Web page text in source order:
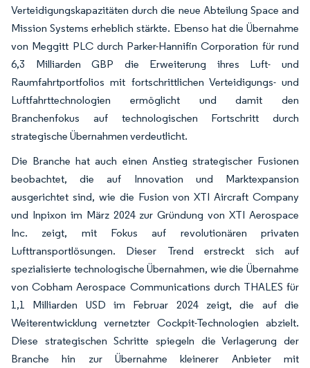
Verteidigungskapazitäten durch die neue Abteilung Space and
Mission Systems erheblich stärkte. Ebenso hat die Übernahme
von Meggitt PLC durch Parker-Hannifin Corporation für rund
6,3 Milliarden GBP die Erweiterung ihres Luft- und
Raumfahrtportfolios mit fortschrittlichen Verteidigungs- und
Luftfahrttechnologien ermöglicht und damit den
Branchenfokus auf technologischen Fortschritt durch
strategische Übernahmen verdeutlicht.
Die Branche hat auch einen Anstieg strategischer Fusionen
beobachtet, die auf Innovation und Marktexpansion
ausgerichtet sind, wie die Fusion von XTI Aircraft Company
und Inpixon im März 2024 zur Gründung von XTI Aerospace
Inc. zeigt, mit Fokus auf revolutionären privaten
Lufttransportlösungen. Dieser Trend erstreckt sich auf
spezialisierte technologische Übernahmen, wie die Übernahme
von Cobham Aerospace Communications durch THALES für
1,1 Milliarden USD im Februar 2024 zeigt, die auf die
Weiterentwicklung vernetzter Cockpit-Technologien abzielt.
Diese strategischen Schritte spiegeln die Verlagerung der
Branche hin zur Übernahme kleinerer Anbieter mit